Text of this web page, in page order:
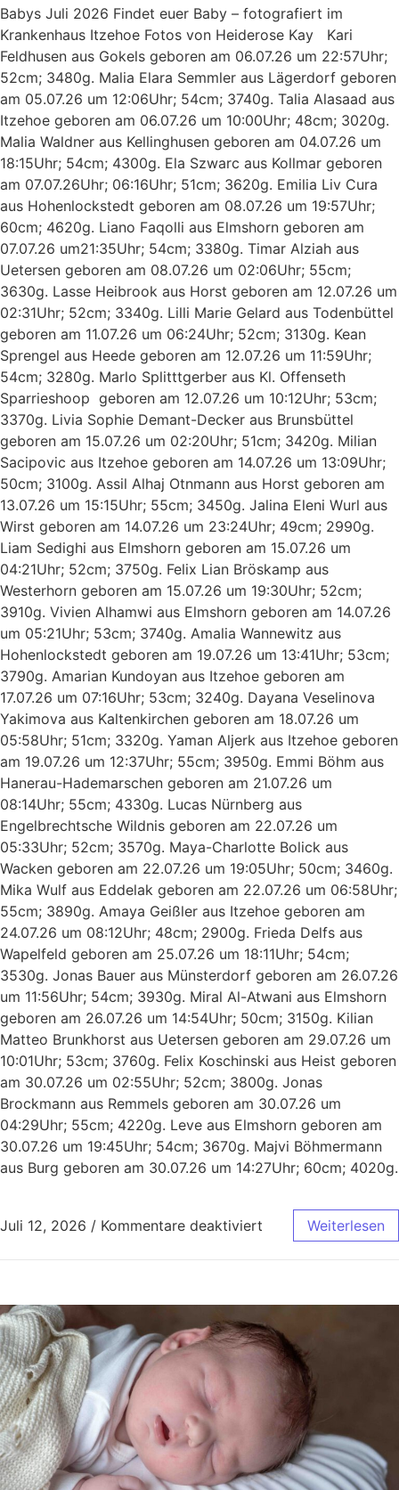
Babys Juli 2026 Findet euer Baby – fotografiert im
Krankenhaus Itzehoe Fotos von Heiderose Kay Kari
Feldhusen aus Gokels geboren am 06.07.26 um 22:57Uhr;
52cm; 3480g. Malia Elara Semmler aus Lägerdorf geboren
am 05.07.26 um 12:06Uhr; 54cm; 3740g. Talia Alasaad aus
Itzehoe geboren am 06.07.26 um 10:00Uhr; 48cm; 3020g.
Malia Waldner aus Kellinghusen geboren am 04.07.26 um
18:15Uhr; 54cm; 4300g. Ela Szwarc aus Kollmar geboren
am 07.07.26Uhr; 06:16Uhr; 51cm; 3620g. Emilia Liv Cura
aus Hohenlockstedt geboren am 08.07.26 um 19:57Uhr;
60cm; 4620g. Liano Faqolli aus Elmshorn geboren am
07.07.26 um21:35Uhr; 54cm; 3380g. Timar Alziah aus
Uetersen geboren am 08.07.26 um 02:06Uhr; 55cm;
3630g. Lasse Heibrook aus Horst geboren am 12.07.26 um
02:31Uhr; 52cm; 3340g. Lilli Marie Gelard aus Todenbüttel
geboren am 11.07.26 um 06:24Uhr; 52cm; 3130g. Kean
Sprengel aus Heede geboren am 12.07.26 um 11:59Uhr;
54cm; 3280g. Marlo Splitttgerber aus Kl. Offenseth
Sparrieshoop geboren am 12.07.26 um 10:12Uhr; 53cm;
3370g. Livia Sophie Demant-Decker aus Brunsbüttel
geboren am 15.07.26 um 02:20Uhr; 51cm; 3420g. Milian
Sacipovic aus Itzehoe geboren am 14.07.26 um 13:09Uhr;
50cm; 3100g. Assil Alhaj Otnmann aus Horst geboren am
13.07.26 um 15:15Uhr; 55cm; 3450g. Jalina Eleni Wurl aus
Wirst geboren am 14.07.26 um 23:24Uhr; 49cm; 2990g.
Liam Sedighi aus Elmshorn geboren am 15.07.26 um
04:21Uhr; 52cm; 3750g. Felix Lian Bröskamp aus
Westerhorn geboren am 15.07.26 um 19:30Uhr; 52cm;
3910g. Vivien Alhamwi aus Elmshorn geboren am 14.07.26
um 05:21Uhr; 53cm; 3740g. Amalia Wannewitz aus
Hohenlockstedt geboren am 19.07.26 um 13:41Uhr; 53cm;
3790g. Amarian Kundoyan aus Itzehoe geboren am
17.07.26 um 07:16Uhr; 53cm; 3240g. Dayana Veselinova
Yakimova aus Kaltenkirchen geboren am 18.07.26 um
05:58Uhr; 51cm; 3320g. Yaman Aljerk aus Itzehoe geboren
am 19.07.26 um 12:37Uhr; 55cm; 3950g. Emmi Böhm aus
Hanerau-Hademarschen geboren am 21.07.26 um
08:14Uhr; 55cm; 4330g. Lucas Nürnberg aus
Engelbrechtsche Wildnis geboren am 22.07.26 um
05:33Uhr; 52cm; 3570g. Maya-Charlotte Bolick aus
Wacken geboren am 22.07.26 um 19:05Uhr; 50cm; 3460g.
Mika Wulf aus Eddelak geboren am 22.07.26 um 06:58Uhr;
55cm; 3890g. Amaya Geißler aus Itzehoe geboren am
24.07.26 um 08:12Uhr; 48cm; 2900g. Frieda Delfs aus
Wapelfeld geboren am 25.07.26 um 18:11Uhr; 54cm;
3530g. Jonas Bauer aus Münsterdorf geboren am 26.07.26
um 11:56Uhr; 54cm; 3930g. Miral Al-Atwani aus Elmshorn
geboren am 26.07.26 um 14:54Uhr; 50cm; 3150g. Kilian
Matteo Brunkhorst aus Uetersen geboren am 29.07.26 um
10:01Uhr; 53cm; 3760g. Felix Koschinski aus Heist geboren
am 30.07.26 um 02:55Uhr; 52cm; 3800g. Jonas
Brockmann aus Remmels geboren am 30.07.26 um
04:29Uhr; 55cm; 4220g. Leve aus Elmshorn geboren am
30.07.26 um 19:45Uhr; 54cm; 3670g. Majvi Böhmermann
aus Burg geboren am 30.07.26 um 14:27Uhr; 60cm; 4020g.
Juli 12, 2026 / Kommentare deaktiviert Weiterlesen